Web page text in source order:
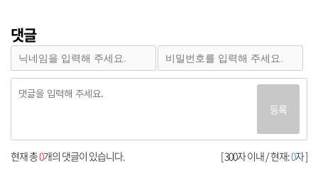
댓글
등록
[ 300자 이내 / 현재:0자 ]
현재 총0개의 댓글이 있습니다.